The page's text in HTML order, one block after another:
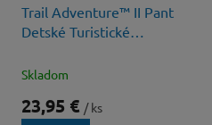
Trail Adventure™ II Pant
Detské Turistické
Skladom
23,95 € / ks